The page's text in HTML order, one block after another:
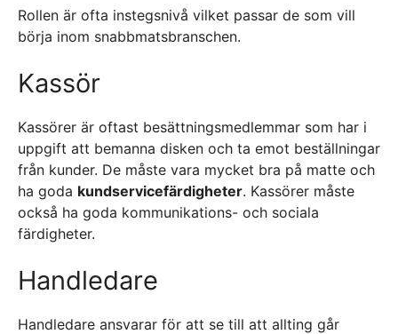
Rollen är ofta instegsnivå vilket passar de som vill
börja inom snabbmatsbranschen.
Kassör
Kassörer är oftast besättningsmedlemmar som har i
uppgift att bemanna disken och ta emot beställningar
från kunder. De måste vara mycket bra på matte och
ha goda kundservicefärdigheter. Kassörer måste
också ha goda kommunikations- och sociala
färdigheter.
Handledare
Handledare ansvarar för att se till att allting går